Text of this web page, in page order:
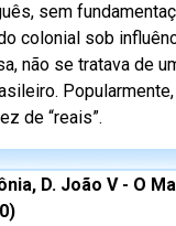
sem
colonial sob
não se tratava de
de “reais”.
D. João V - O